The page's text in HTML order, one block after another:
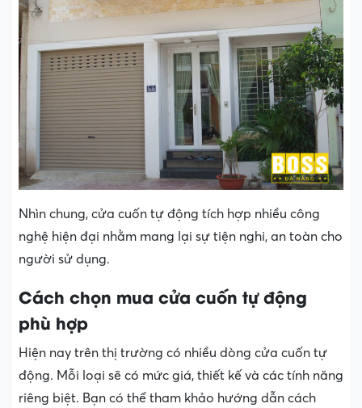
Nhìn chung, cửa cuốn tự động tích hợp nhiều công
nghệ hiện đại nhằm mang lại sự tiện nghi, an toàn cho
người sử dụng.
Cách chọn mua cửa cuốn tự động
phù hợp
Hiện nay trên thị trường có nhiều dòng cửa cuốn tự
động. Mỗi loại sẽ có mức giá, thiết kế và các tính năng
riêng biệt. Bạn có thể tham khảo hướng dẫn cách